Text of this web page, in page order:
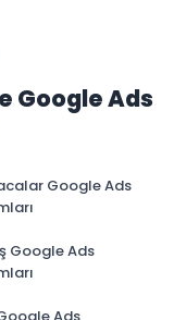
Google Ads
Google Ads
Google Ads